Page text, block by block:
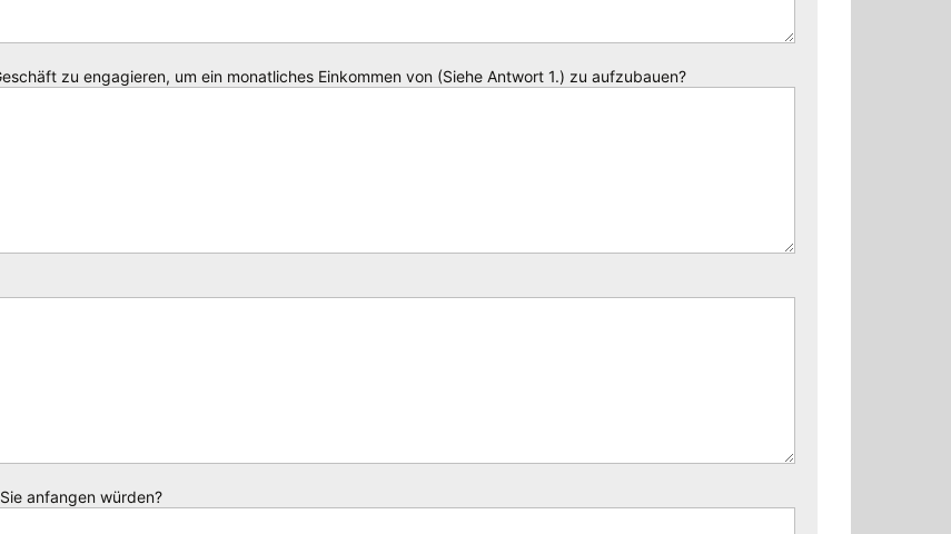
zu engagieren, um ein monatliches Einkommen von (Siehe Antwort 1.) zu aufzubauen?
anfangen würden?